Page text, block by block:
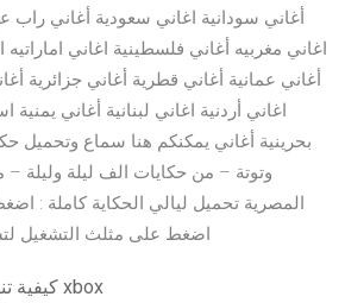
اغاني مغربيه أغاني فلسطينية اغاني
أغاني عمانية أغاني قطرية أغاني جزائرية
اغاني أردنية اغاني لبنانية أغاني يمنية
بحرينية أغاني يمكنكم هنا سماع وتحميل
وتوتة – من حكايات الف ليلة وليلة –
المصرية تحميل ليالي الحكاية كاملة :
اضغط على مثلث التشغيل
كيفية تنزيل الألعاب من تطبيق xbox